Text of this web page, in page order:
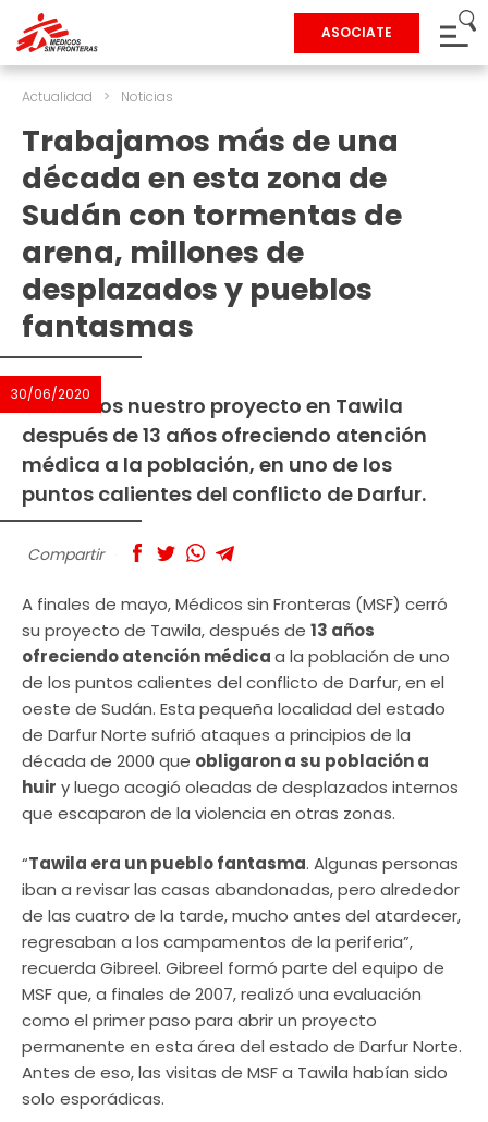
ASOCIATE
Actualidad > Noticias
Trabajamos más de una
década en esta zona de
Sudán con tormentas de
arena, millones de
desplazados y pueblos
fantasmas
30/06/2020
Cerramos nuestro proyecto en Tawila
después de 13 años ofreciendo atención
médica a la población, en uno de los
puntos calientes del conflicto de Darfur.
Compartir
A finales de mayo, Médicos sin Fronteras (MSF) cerró
su proyecto de Tawila, después de 13 años
ofreciendo atención médicaa la población de uno
de los puntos calientes del conflicto de Darfur, en el
oeste de Sudán. Esta pequeña localidad del estado
de Darfur Norte sufrió ataques a principios de la
década de 2000 que obligaron a su población a
huir y luego acogió oleadas de desplazados internos
que escaparon de la violencia en otras zonas.
“Tawila era un pueblo fantasma. Algunas personas
iban a revisar las casas abandonadas, pero alrededor
de las cuatro de la tarde, mucho antes del atardecer,
regresaban a los campamentos de la periferia”,
recuerda Gibreel. Gibreel formó parte del equipo de
MSF que, a finales de 2007, realizó una evaluación
como el primer paso para abrir un proyecto
permanente en esta área del estado de Darfur Norte.
Antes de eso, las visitas de MSF a Tawila habían sido
solo esporádicas.